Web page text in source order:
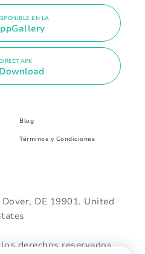
EN LA
APK
Download
Blog
Términos y Condiciones
DE 19901. United
derechos reservados.